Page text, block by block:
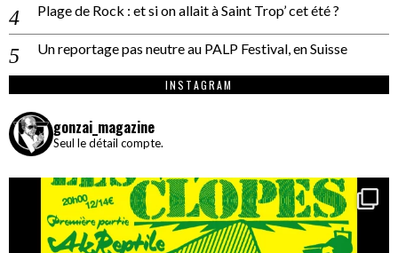
Plage de Rock : et si on allait à Saint Trop’ cet été ?
Un reportage pas neutre au PALP Festival, en Suisse
INSTAGRAM
gonzai_magazine
Seul le détail compte.